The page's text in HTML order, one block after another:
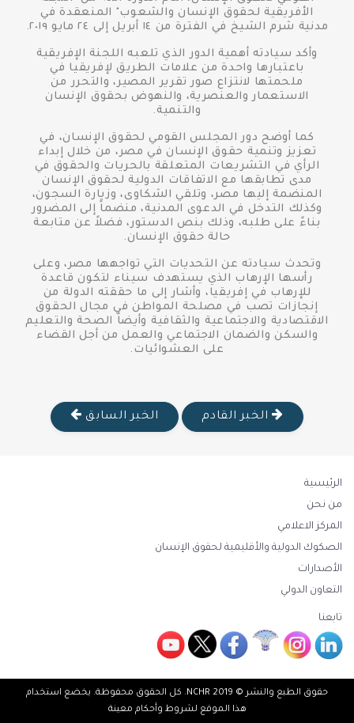
الأفريقية لحقوق الإنسان والشعوب" المنعقدة في
مدنية شرم الشيخ في الفترة من ١٤ أبريل إلى ٢٤ مايو ٢٠١٩.
وأكد سيادته أهمية الدور الذي تلعبه اللجنة الإفريقية
باعتبارها واحدة من علامات الطريق لإفريقيا في
ملحمتها لانتزاع صور تقرير المصير، والتحرر من
الاستعمار والعنصرية، والنهوض بحقوق الإنسان
والتنمية.
كما أوضح دور المجلس القومي لحقوق الإنسان، في
تعزيز وتنمية حقوق الإنسان في مصر، من خلال إبداء
الرأي في التشريعات المتعلقة بالحريات والحقوق في
مدى تطابقها مع الاتفاقات الدولية لحقوق الإنسان
المنضمة إليها مصر، وتلقي الشكاوى، وزيارة السجون،
وكذلك التدخل في الدعوى المدنية، منضماً إلى المضرور
بناءً على طلبه، وذلك بنص الدستور، فضلاً عن متابعة
حالة حقوق الإنسان.
وتحدث سيادته عن التحديات التي تواجهها مصر، وعلى
رأسها الإرهاب الذي يستهدف سيناء لتكون قاعدة
للإرهاب في إفريقيا، وأشار إلى ما حققته الدولة من
إنجازات تصب في مصلحة المواطن في مجال الحقوق
الاقتصادية والاجتماعية والثقافية وأيضاً الصحة والتعليم
والسكن والضمان الاجتماعي والعمل من أجل القضاء
على العشوائيات.
الخبر القادم الخبر السابق
الرئيسية
من نحن
المركز الاعلامي
الصكوك الدولية والأقليمية لحقوق الإنسان
الأصدارات
التعاون الدولي
تابعنا
حقوق الطبع والنشر © 2019 NCHR. كل الحقوق محفوظة. يخضع استخدام
هذا الموقع لشروط وأحكام معينة